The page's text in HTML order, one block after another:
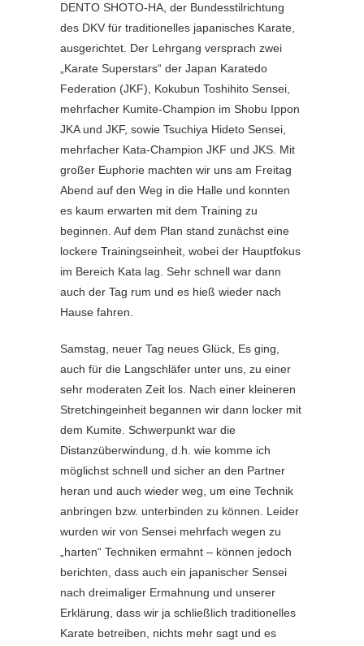
DENTO SHOTO-HA, der Bundesstilrichtung
des DKV für traditionelles japanisches Karate,
ausgerichtet. Der Lehrgang versprach zwei
„Karate Superstars“ der Japan Karatedo
Federation (JKF), Kokubun Toshihito Sensei,
mehrfacher Kumite-Champion im Shobu Ippon
JKA und JKF, sowie Tsuchiya Hideto Sensei,
mehrfacher Kata-Champion JKF und JKS. Mit
großer Euphorie machten wir uns am Freitag
Abend auf den Weg in die Halle und konnten
es kaum erwarten mit dem Training zu
beginnen. Auf dem Plan stand zunächst eine
lockere Trainingseinheit, wobei der Hauptfokus
im Bereich Kata lag. Sehr schnell war dann
auch der Tag rum und es hieß wieder nach
Hause fahren.
Samstag, neuer Tag neues Glück, Es ging,
auch für die Langschläfer unter uns, zu einer
sehr moderaten Zeit los. Nach einer kleineren
Stretchingeinheit begannen wir dann locker mit
dem Kumite. Schwerpunkt war die
Distanzüberwindung, d.h. wie komme ich
möglichst schnell und sicher an den Partner
heran und auch wieder weg, um eine Technik
anbringen bzw. unterbinden zu können. Leider
wurden wir von Sensei mehrfach wegen zu
„harten“ Techniken ermahnt – können jedoch
berichten, dass auch ein japanischer Sensei
nach dreimaliger Ermahnung und unserer
Erklärung, dass wir ja schließlich traditionelles
Karate betreiben, nichts mehr sagt und es